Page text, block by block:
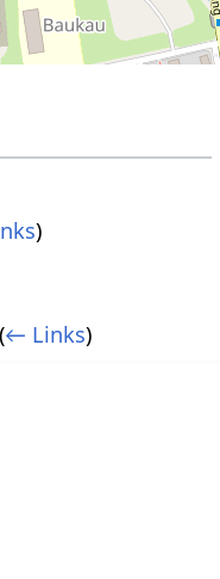
)
(← Links)